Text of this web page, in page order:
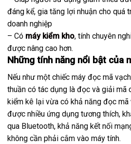
đáng kể, gia tăng lợi nhuận cho quá
doanh nghiệp
– Có máy kiểm kho, tính chuyên
được nâng cao hơn.
Những tính năng nổi bật của
Nếu như một chiếc máy đọc mã
thuần có tác dụng là đọc và giải mã
kiểm kê lại vừa có khả năng đọc
được nhiều ứng dụng tương thích,
qua Bluetooth, khả năng kết nối
không cần phải cắm vào máy tính.